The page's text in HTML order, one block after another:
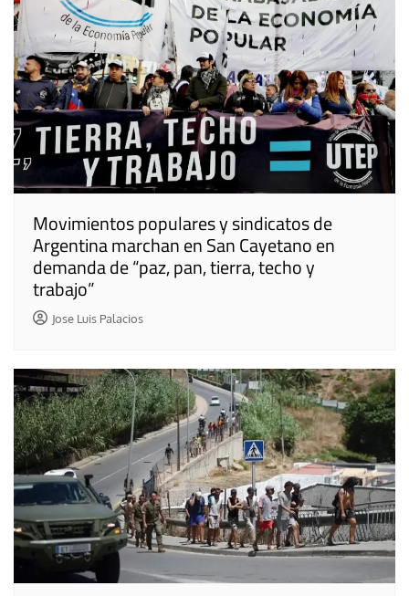
Movimientos populares y sindicatos de
Argentina marchan en San Cayetano en
demanda de “paz, pan, tierra, techo y
trabajo”
Jose Luis Palacios